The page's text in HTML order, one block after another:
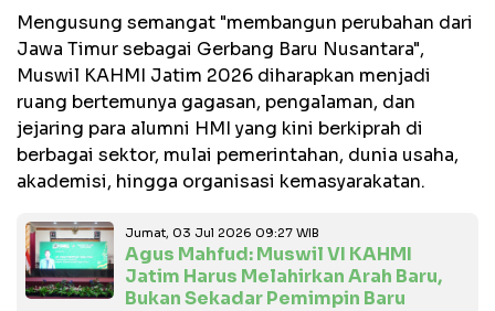
Mengusung semangat "membangun perubahan dari
Jawa Timur sebagai Gerbang Baru Nusantara",
Muswil KAHMI Jatim 2026 diharapkan menjadi
ruang bertemunya gagasan, pengalaman, dan
jejaring para alumni HMI yang kini berkiprah di
berbagai sektor, mulai pemerintahan, dunia usaha,
akademisi, hingga organisasi kemasyarakatan.
Jumat, 03 Jul 2026 09:27 WIB
Agus Mahfud: Muswil VI KAHMI
Jatim Harus Melahirkan Arah Baru,
Bukan Sekadar Pemimpin Baru